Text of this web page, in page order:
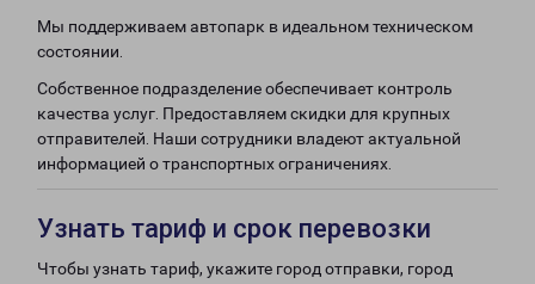
Мы поддерживаем автопарк в идеальном техническом
состоянии.
Собственное подразделение обеспечивает контроль
качества услуг. Предоставляем скидки для крупных
отправителей. Наши сотрудники владеют актуальной
информацией о транспортных ограничениях.
Узнать тариф и срок перевозки
Чтобы узнать тариф, укажите город отправки, город